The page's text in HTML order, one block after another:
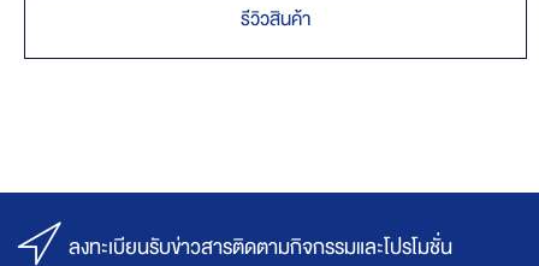
รีวิวสินค้า
ลงทะเบียนรับข่าวสารติดตามกิจกรรมและโปรโมชั่น